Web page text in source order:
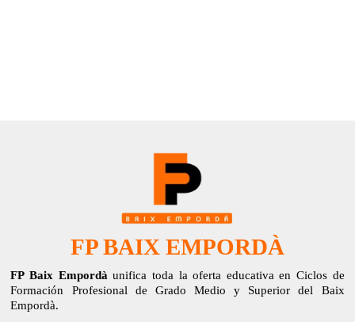
FP BAIX EMPORDÀ
FP Baix Empordàunifica toda la oferta educativa en Ciclos de
Formación Profesional de Grado Medio y Superior del Baix
Empordà.